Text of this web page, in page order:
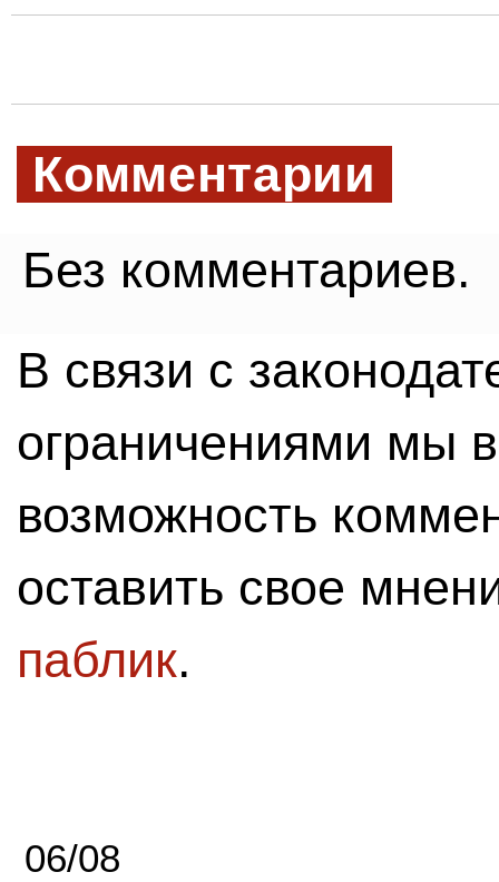
Комментарии
Без комментариев.
В связи с
ограничениями мы
возможность
оставить свое
паблик.
06/08